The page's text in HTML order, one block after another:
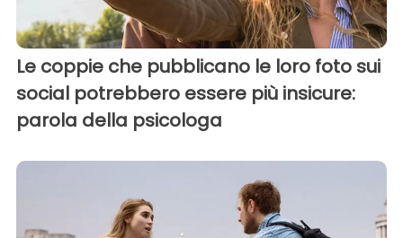
Le coppie che pubblicano le loro foto sui
social potrebbero essere più insicure:
parola della psicologa